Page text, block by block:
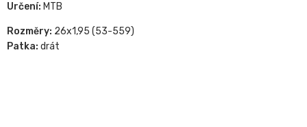
Určení: MTB
Rozměry: 26x1,95 (53-559)
Patka: drát